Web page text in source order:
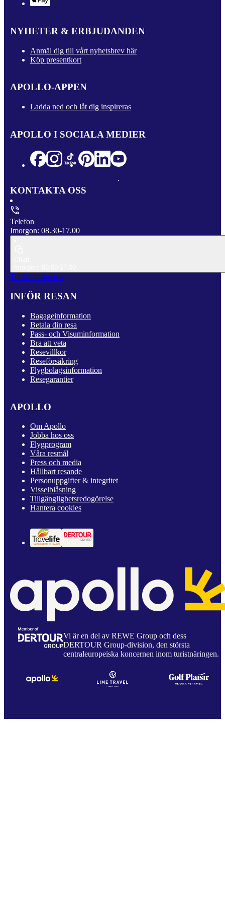
NYHETER & ERBJUDANDEN
Anmäl dig till vårt nyhetsbrev här
Köp presentkort
APOLLO-APPEN
Ladda ned och låt dig inspireras
APOLLO I SOCIALA MEDIER
KONTAKTA OSS
Telefon
Imorgon: 08.30-17.00
Till Kundservice
INFÖR RESAN
Bagageinformation
Betala din resa
Pass- och Visuminformation
Bra att veta
Resevillkor
Reseförsäkring
Flygbolagsinformation
Resegarantier
APOLLO
Om Apollo
Jobba hos oss
Flygprogram
Våra resmål
Press och media
Hållbart resande
Personuppgifter & integritet
Visselblåsning
Tillgänglighetsredogörelse
Hantera cookies
Vi är en del av REWE Group och dess
DERTOUR Group-division, den största
centraleuropeiska koncernen inom turistnäringen.